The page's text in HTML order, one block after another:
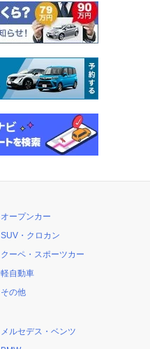
オープンカー
SUV・クロカン
クーペ・スポーツカー
軽自動車
その他
メルセデス・ベンツ